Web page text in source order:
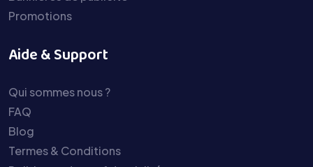
Promotions
Aide & Support
Qui sommes nous ?
FAQ
Blog
Termes & Conditions